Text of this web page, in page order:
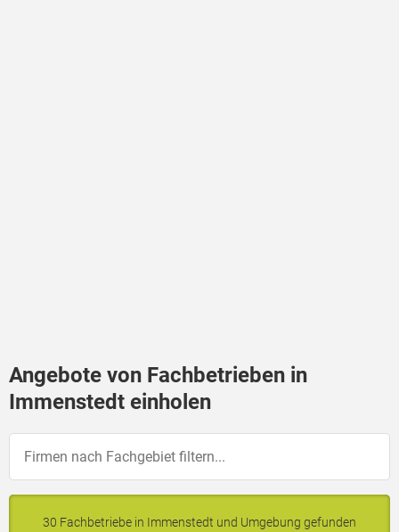
Angebote von Fachbetrieben in
Immenstedt einholen
30 Fachbetriebe in Immenstedt und Umgebung gefunden